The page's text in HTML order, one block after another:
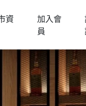
資
加入會
員